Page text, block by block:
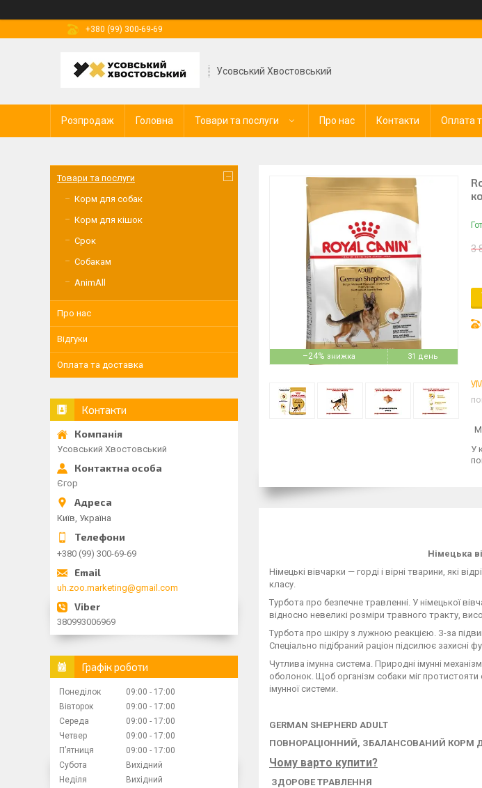
+380 (99) 300-69-69
Усовський Хвостовський
Розпродаж Головна Товари та послуги Про нас Контакти Оплата
–24% 31 день
3
У
Німецька
Німецькі вівчарки — горді і вірні тварини, які
класу.
Турбота про безпечне травленні. У німецької
відносно невеликі розміри травного тракту,
Турбота про шкіру з лужною реакцією. З-за
Спеціально підібраний раціон підсилює захисні
Чутлива імунна система. Природні імунні
оболонок. Щоб організм собаки міг
імунної системи.
GERMAN SHEPHERD ADULT
ПОВНОРАЦІОННИЙ, ЗБАЛАНСОВАНИЙ КОРМ
Чому варто купити?
ЗДОРОВЕ ТРАВЛЕННЯ
Товари та послуги
Корм для собак
Корм для кішок
Срок
Собакам
AnimAll
Про нас
Відгуки
Оплата та доставка
Контакти
Усовський Хвостовський
Єгор
Київ, Україна
+380 (99) 300-69-69
uh.zoo.marketing@gmail.com
380993006969
Графік роботи
Понеділок 09:00
17:00
Вівторок
09:00
17:00
Середа
09:00
17:00
Четвер
09:00
17:00
Пʼятниця
09:00
17:00
Субота
Вихідний
Неділя
Вихідний